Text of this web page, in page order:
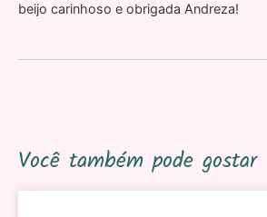
beijo carinhoso e obrigada Andreza!
Você também pode gostar